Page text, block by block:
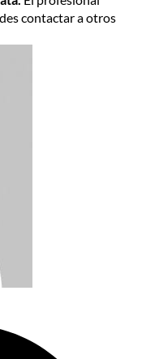
contactar a otros